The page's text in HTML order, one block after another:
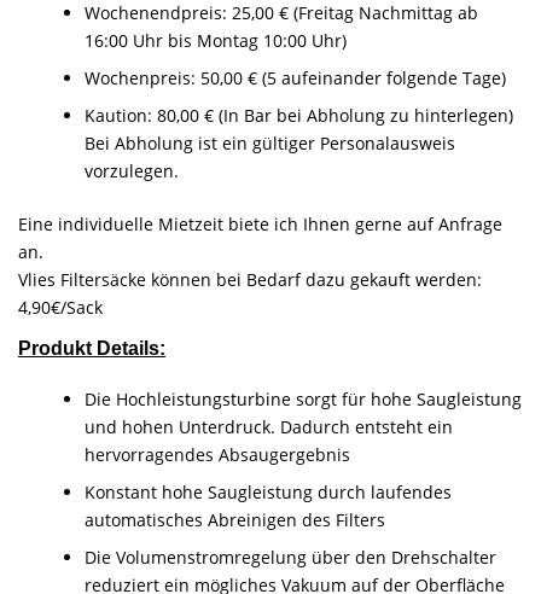
Wochenendpreis: 25,00 € (Freitag Nachmittag ab
16:00 Uhr bis Montag 10:00 Uhr)
Wochenpreis: 50,00 € (5 aufeinander folgende Tage)
Kaution: 80,00 € (In Bar bei Abholung zu hinterlegen)
Bei Abholung ist ein gültiger Personalausweis
vorzulegen.
Eine individuelle Mietzeit biete ich Ihnen gerne auf Anfrage
an.
Vlies Filtersäcke können bei Bedarf dazu gekauft werden:
4,90€/Sack
Produkt Details:
Die Hochleistungsturbine sorgt für hohe Saugleistung
und hohen Unterdruck. Dadurch entsteht ein
hervorragendes Absaugergebnis
Konstant hohe Saugleistung durch laufendes
automatisches Abreinigen des Filters
Die Volumenstromregelung über den Drehschalter
reduziert ein mögliches Vakuum auf der Oberfläche